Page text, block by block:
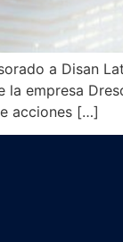
a Disan
empresa
acciones […]